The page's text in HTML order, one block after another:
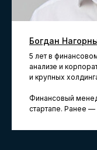
Богдан
5 лет в
анализе и
и крупных
Финансовый
стартапе. Ранее —
Имеем
(ДПО)
Остались